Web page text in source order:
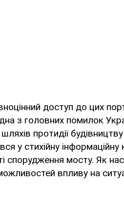
доступ до цих
з головних помилок
протидії
у стихійну інформаційну
спорудження мосту. Як
впливу на